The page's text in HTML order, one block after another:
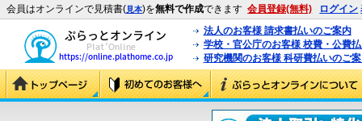
会員はオンラインで見積書(見本)を無料で作成できます 会員登録(無料) ログイン
法人のお客様 請求書払いのご案内
学校・官公庁のお客様 校費・公費
研究機関のお客様 科研費払いのご